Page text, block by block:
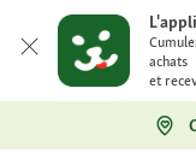
achats
et